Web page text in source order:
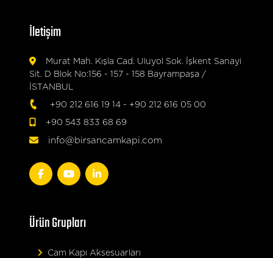
İletişim
Murat Mah. Kışla Cad. Uluyol Sok. İşkent Sanayi
Sit. D Blok No:156 - 157 - 158 Bayrampaşa /
İSTANBUL
+90 212 616 19 14 - +90 212 616 05 00
+90 543 833 68 69
info@birsancamkapi.com
Ürün Grupları
Cam Kapı Aksesuarları